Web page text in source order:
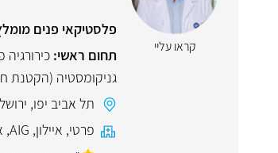
קראו עליי
פלסטיקאי פנים
תחום ראשי:
גניקומסטיה (הקטנת
תל אביב יפו,
פרטי, איילון,
AIG
,